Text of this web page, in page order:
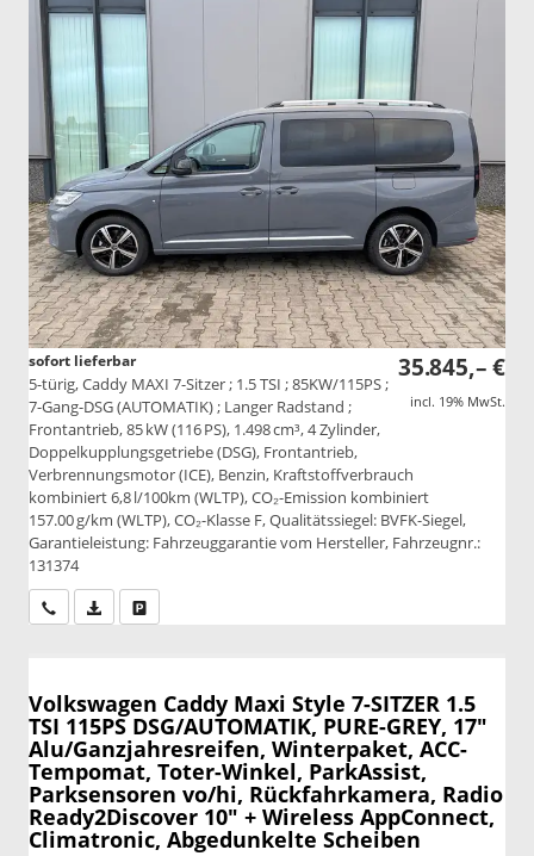
35.845,– €
incl. 19% MwSt.
sofort lieferbar
5-türig, Caddy MAXI 7-Sitzer ; 1.5 TSI ; 85KW/115PS ;
7-Gang-DSG (AUTOMATIK) ; Langer Radstand ;
Frontantrieb, 85 kW (116 PS), 1.498 cm³, 4 Zylinder,
Doppelkupplungsgetriebe (DSG), Frontantrieb,
Verbrennungsmotor (ICE), Benzin, Kraftstoffverbrauch
kombiniert 6,8 l/100km (WLTP), CO₂-Emission kombiniert
157.00 g/km (WLTP), CO₂-Klasse F, Qualitätssiegel: BVFK-Siegel,
Garantieleistung: Fahrzeuggarantie vom Hersteller, Fahrzeugnr.:
131374
Wir rufen Sie anPDF-Datei, Fahrzeugexposé drucken
Volkswagen Caddy Maxi Style 7-SITZER 1.5
TSI 115PS DSG/AUTOMATIK, PURE-GREY, 17"
Alu/Ganzjahresreifen, Winterpaket, ACC-
Tempomat, Toter-Winkel, ParkAssist,
Parksensoren vo/hi, Rückfahrkamera, Radio
Ready2Discover 10" + Wireless AppConnect,
Climatronic, Abgedunkelte Scheiben